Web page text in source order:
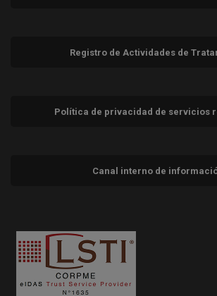
Registro de Actividades de
Política de privacidad de servicios
Canal interno de